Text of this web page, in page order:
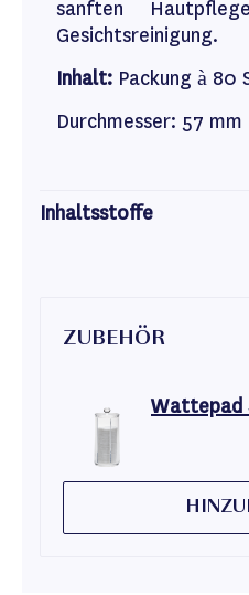
sanften
Gesichtsreinigung.
Inhalt: Packung à 80
Durchmesser: 57 mm
Inhaltsstoffe
ZUBEHÖR
Wattepad